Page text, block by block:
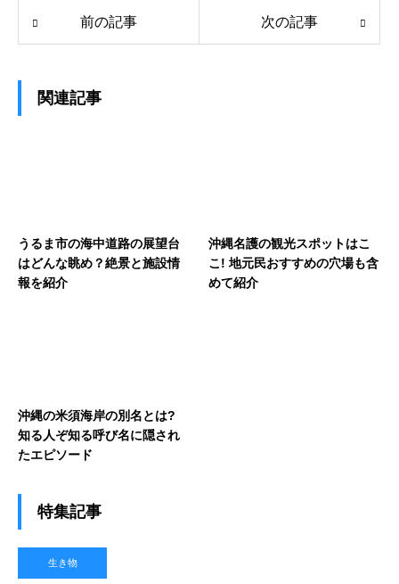
前の記事 次の記事
関連記事
うるま市の海中道路の展望台
はどんな眺め？絶景と施設情
報を紹介
沖縄名護の観光スポットはこ
こ! 地元民おすすめの穴場も含
めて紹介
沖縄の米須海岸の別名とは?
知る人ぞ知る呼び名に隠され
たエピソード
特集記事
生き物